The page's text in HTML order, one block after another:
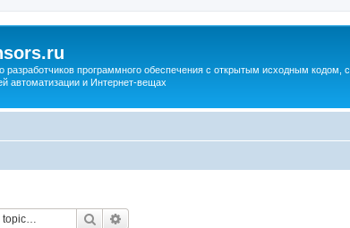
разработчиков программного обеспечения с открытым исходным кодом,
автоматизации и Интернет-вещах
Search